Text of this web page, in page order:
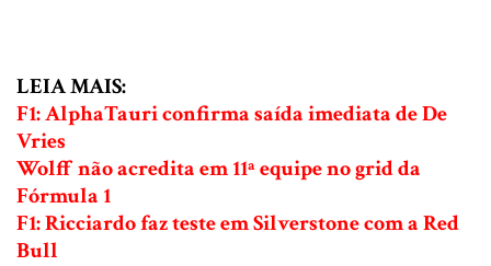
LEIA MAIS:
F1: AlphaTauri confirma saída imediata de De
Vries
Wolff não acredita em 11ª equipe no grid da
Fórmula 1
F1: Ricciardo faz teste em Silverstone com a Red
Bull